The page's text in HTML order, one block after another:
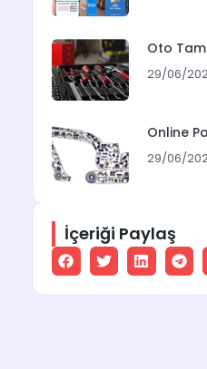
Oto
29/06/
Online
29/06/
İçeriği Paylaş